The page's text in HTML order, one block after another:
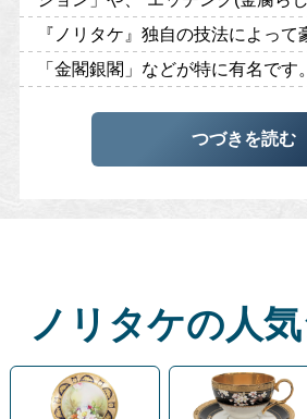
『ノリタケ』独自の技法によって
「金閣銀閣」などが特に有名です。
つづきを読む
ノリタケの人